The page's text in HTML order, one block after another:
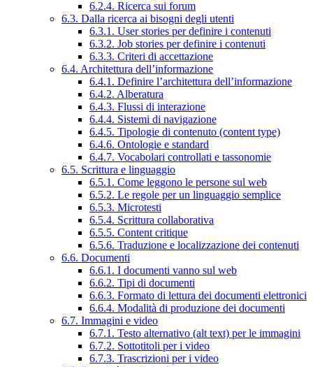
6.2.4. Ricerca sui forum
6.3. Dalla ricerca ai bisogni degli utenti
6.3.1. User stories per definire i contenuti
6.3.2. Job stories per definire i contenuti
6.3.3. Criteri di accettazione
6.4. Architettura dell’informazione
6.4.1. Definire l’architettura dell’informazione
6.4.2. Alberatura
6.4.3. Flussi di interazione
6.4.4. Sistemi di navigazione
6.4.5. Tipologie di contenuto (content type)
6.4.6. Ontologie e standard
6.4.7. Vocabolari controllati e tassonomie
6.5. Scrittura e linguaggio
6.5.1. Come leggono le persone sul web
6.5.2. Le regole per un linguaggio semplice
6.5.3. Microtesti
6.5.4. Scrittura collaborativa
6.5.5. Content critique
6.5.6. Traduzione e localizzazione dei contenuti
6.6. Documenti
6.6.1. I documenti vanno sul web
6.6.2. Tipi di documenti
6.6.3. Formato di lettura dei documenti elettronici
6.6.4. Modalità di produzione dei documenti
6.7. Immagini e video
6.7.1. Testo alternativo (alt text) per le immagini
6.7.2. Sottotitoli per i video
6.7.3. Trascrizioni per i video